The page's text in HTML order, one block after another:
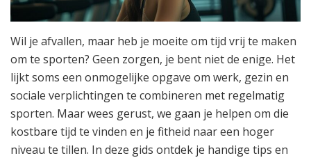
Wil je afvallen, maar heb je moeite om tijd vrij te maken
om te sporten? Geen zorgen, je bent niet de enige. Het
lijkt soms een onmogelijke opgave om werk, gezin en
sociale verplichtingen te combineren met regelmatig
sporten. Maar wees gerust, we gaan je helpen om die
kostbare tijd te vinden en je fitheid naar een hoger
niveau te tillen. In deze gids ontdek je handige tips en